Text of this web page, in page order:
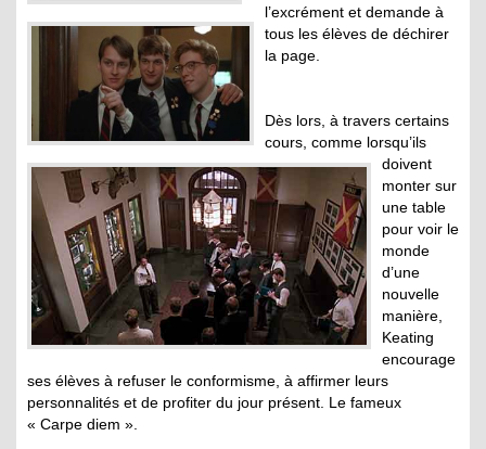
l’excrément et demande à
tous les élèves de déchirer
la page.
Dès lors, à travers certains
cours, comme lorsqu’ils
doivent
monter sur
une table
pour voir le
monde
d’une
nouvelle
manière,
Keating
encourage
ses élèves à refuser le conformisme, à affirmer leurs
personnalités et de profiter du jour présent. Le fameux
« Carpe diem ».